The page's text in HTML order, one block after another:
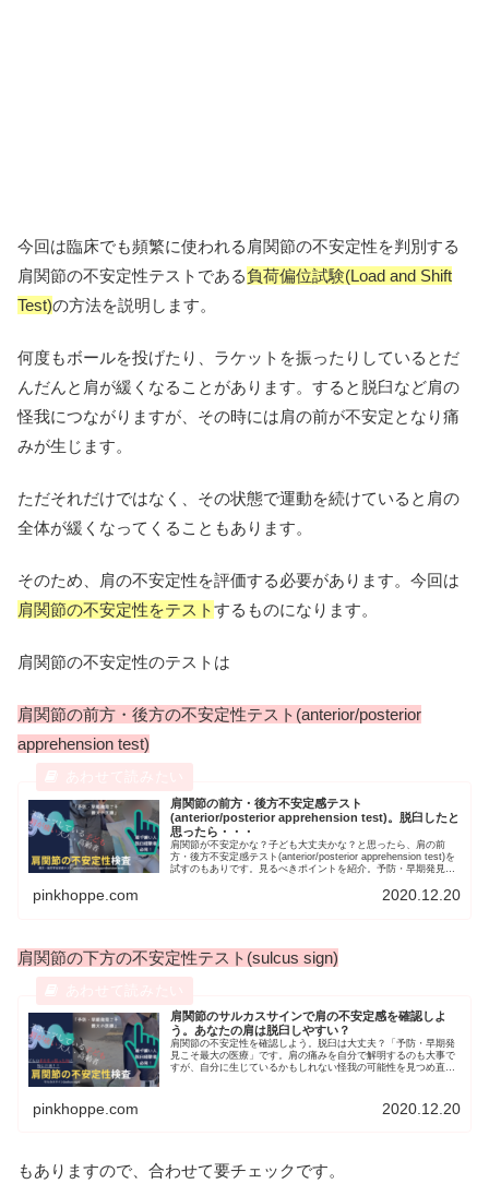
今回は臨床でも頻繁に使われる肩関節の不安定性を判別する
肩関節の不安定性テストである負荷偏位試験(Load and Shift
Test)の方法を説明します。
何度もボールを投げたり、ラケットを振ったりしているとだ
んだんと肩が緩くなることがあります。すると脱臼など肩の
怪我につながりますが、その時には肩の前が不安定となり痛
みが生じます。
ただそれだけではなく、その状態で運動を続けていると肩の
全体が緩くなってくることもあります。
そのため、肩の不安定性を評価する必要があります。今回は
肩関節の不安定性をテストするものになります。
肩関節の不安定性のテストは
肩関節の前方・後方の不安定性テスト(anterior/posterior
apprehension test)
肩関節の前方・後方不安定感テスト
(anterior/posterior apprehension test)。脱臼したと
思ったら・・・
肩関節が不安定かな？子ども大丈夫かな？と思ったら、肩の前
方・後方不安定感テスト(anterior/posterior apprehension test)を
試すのもありです。見るべきポイントを紹介。予防・早期発見こ
pinkhoppe.com 2020.12.20
肩関節の下方の不安定性テスト(sulcus sign)
肩関節のサルカスサインで肩の不安定感を確認しよ
う。あなたの肩は脱臼しやすい？
肩関節の不安定性を確認しよう。脱臼は大丈夫？「予防・早期発
見こそ最大の医療」です。肩の痛みを自分で解明するのも大事で
すが、自分に生じているかもしれない怪我の可能性を見つめ直す
pinkhoppe.com 2020.12.20
もありますので、合わせて要チェックです。